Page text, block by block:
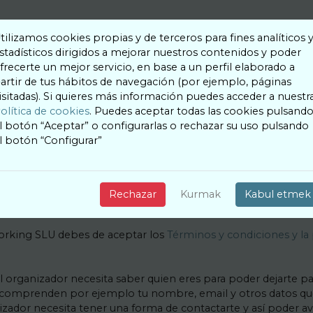
datos mínimos para la
de los servicios
Networking SLU
y sus datos se encuentren protegidos, es por ello
funcionar.
SLU debes de aceptar los Términos y condiciones y
organizador necesita saber quien eres para poder dejarte
por ejemplo tu nombre, email y otros datos
necesita tener una forma de contactarte y así poder
cookies propias y de terceros para fines analíticos y
dirigidos a mejorar nuestros contenidos y poder
un mejor servicio, en base a un perfil elaborado a
de tus hábitos de navegación (por ejemplo, páginas
Si quieres más información puedes acceder a
de cookies. Puedes aceptar todas las cookies pulsando
botón “Aceptar” o configurarlas o rechazar su uso pulsando
botón “Configurar”
Rechazar Kurmak Kabul etmek